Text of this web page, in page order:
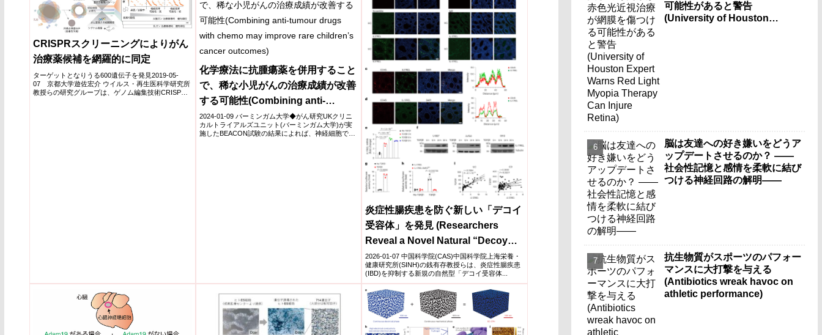
CRISPRスクリーニングによりがん
治療薬候補を網羅的に同定
ターゲットとなりうる600遺伝子を発見2019-05-
07 京都大学遊佐宏介 ウイルス・再生医科学研究所
教授らの研究グループは、ゲノム編集技術CRISPR-
化学療法に抗腫瘍薬を併用すること
で、稀な小児がんの治療成績が改善
する可能性(Combining anti-
tumour drugs with chemo may
improve rare children’s cancer
2024-01-09 バーミンガム大学◆がん研究UKクリニ
カルトライアルズユニット(バーミンガム大学)が実
施したBEACON試験の結果によれば、神経細胞で発
炎症性腸疾患を防ぐ新しい「デコイ
受容体」を発見 (Researchers
Reveal a Novel Natural “Decoy
Receptor” That Protects Against
Inflammatory Bowel Disease)
2026-01-07 中国科学院(CAS)中国科学院上海栄養・
健康研究所(SINH)の銭有存教授らは、炎症性腸疾患
(IBD)を抑制する新規の自然型「デコイ受容体...
可能性があると警告
(University of Houston
脳は友達への好き嫌いをどうア
ップデートさせるのか？ ――
社会性記憶と感情を柔軟に結び
つける神経回路の解明――
抗生物質がスポーツのパフォー
マンスに大打撃を与える
(Antibiotics wreak havoc on
athletic performance)